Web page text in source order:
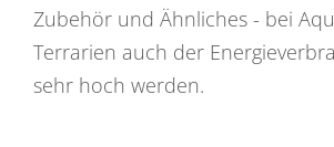
Zubehör und Ähnliches - bei
Terrarien auch der
sehr hoch werden.